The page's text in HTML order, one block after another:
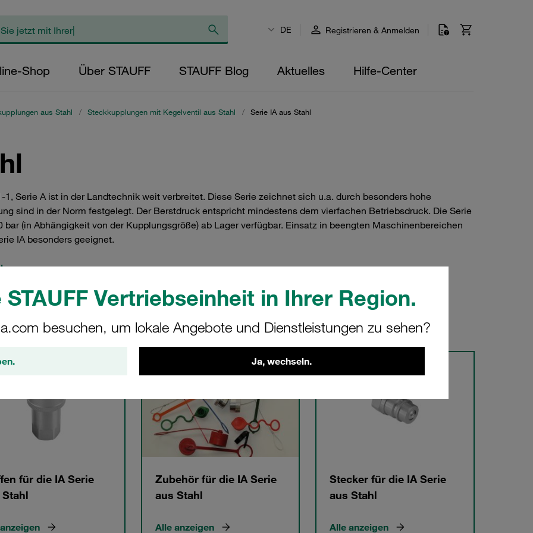
Vertriebseinheit in Ihrer Region.
besuchen, um lokale Angebote und Dienstleistungen zu sehen?
Ja, wechseln.
DE Registrieren & Anmelden
Shop Über STAUFF STAUFF Blog Aktuelles Hilfe-Center
aus Stahl / Steckkupplungen mit Kegelventil aus Stahl / Serie IA aus Stahl
Serie A ist in der Landtechnik weit verbreitet. Diese Serie zeichnet sich u.a. durch besonders hohe
sind in der Norm festgelegt. Der Berstdruck entspricht mindestens dem vierfachen Betriebsdruck. Die Serie
(in Abhängigkeit von der Kupplungsgröße) ab Lager verfügbar. Einsatz in beengten Maschinenbereichen
IA besonders geeignet.
für die IA Serie
Zubehör für die IA Serie
aus Stahl
Alle anzeigen
Stecker für die IA Serie
aus Stahl
Alle anzeigen